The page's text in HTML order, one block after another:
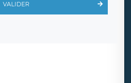
étant entendu que vous pouvez
de vos données et retirer votre
VALIDER